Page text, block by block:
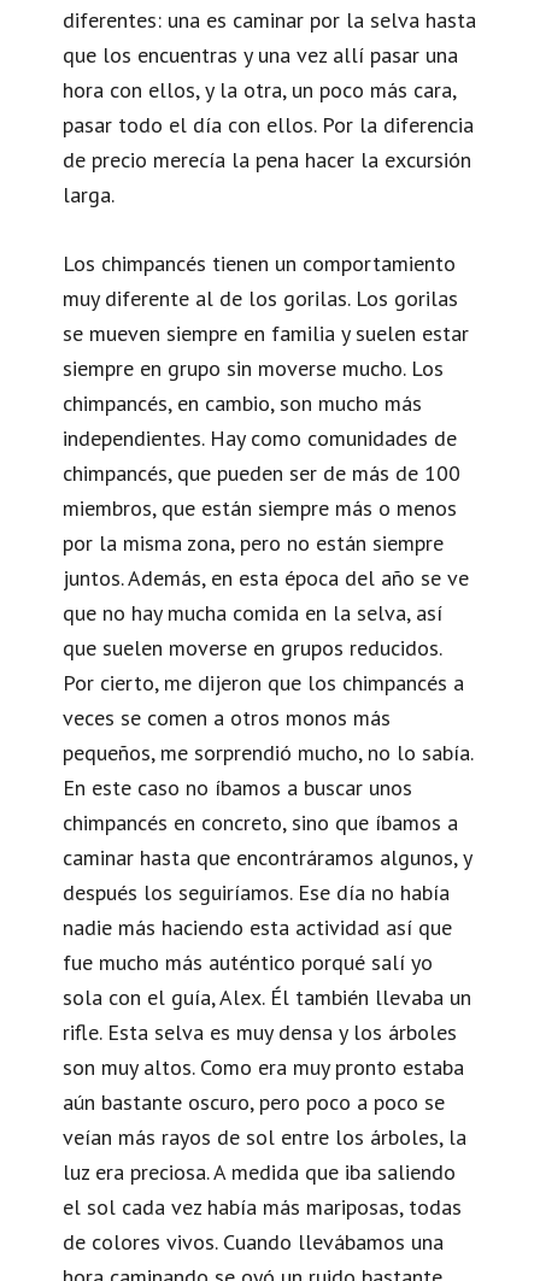
diferentes: una es caminar por la selva hasta
que los encuentras y una vez allí pasar una
hora con ellos, y la otra, un poco más cara,
pasar todo el día con ellos. Por la diferencia
de precio merecía la pena hacer la excursión
larga.
Los chimpancés tienen un comportamiento
muy diferente al de los gorilas. Los gorilas
se mueven siempre en familia y suelen estar
siempre en grupo sin moverse mucho. Los
chimpancés, en cambio, son mucho más
independientes. Hay como comunidades de
chimpancés, que pueden ser de más de 100
miembros, que están siempre más o menos
por la misma zona, pero no están siempre
juntos. Además, en esta época del año se ve
que no hay mucha comida en la selva, así
que suelen moverse en grupos reducidos.
Por cierto, me dijeron que los chimpancés a
veces se comen a otros monos más
pequeños, me sorprendió mucho, no lo sabía.
En este caso no íbamos a buscar unos
chimpancés en concreto, sino que íbamos a
caminar hasta que encontráramos algunos, y
después los seguiríamos. Ese día no había
nadie más haciendo esta actividad así que
fue mucho más auténtico porqué salí yo
sola con el guía, Alex. Él también llevaba un
rifle. Esta selva es muy densa y los árboles
son muy altos. Como era muy pronto estaba
aún bastante oscuro, pero poco a poco se
veían más rayos de sol entre los árboles, la
luz era preciosa. A medida que iba saliendo
el sol cada vez había más mariposas, todas
de colores vivos. Cuando llevábamos una